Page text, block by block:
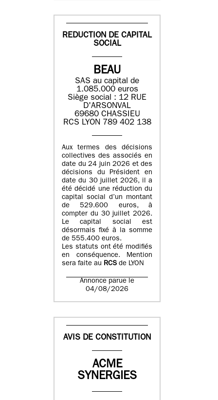
REDUCTION DE CAPITAL
SOCIAL
BEAU
SAS au capital de
1.085.000 euros
Siège social : 12 RUE
D'ARSONVAL
69680 CHASSIEU
RCS LYON 789 402 138
Aux termes des décisions
collectives des associés en
date du 24 juin 2026 et des
décisions du Président en
date du 30 juillet 2026, il a
été décidé une réduction du
capital social d’un montant
de 529.600 euros, à
compter du 30 juillet 2026.
Le capital social est
désormais fixé à la somme
de 555.400 euros.
Les statuts ont été modifiés
en conséquence. Mention
sera faite au RCS de LYON
Annonce parue le
04/08/2026
AVIS DE CONSTITUTION
ACME
SYNERGIES